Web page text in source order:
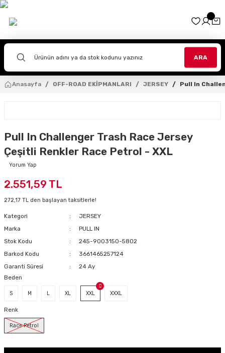
ARA
Anasayfa OFF-ROAD EKİPMANLARI JERSEY Pull In
Pull In Challenger Trash Race Jersey
Çeşitli Renkler Race Petrol - XXL
Yorum Yap
2.551,59 TL
272,17 TL den başlayan taksitlerle!
Kategori
JERSEY
Marka
PULL IN
Stok Kodu
245-9003150-5802
Barkod Kodu
3661465257124
Garanti Süresi
24 Ay
Beden
S M L XL XXL XXXL
Renk
Race Petrol